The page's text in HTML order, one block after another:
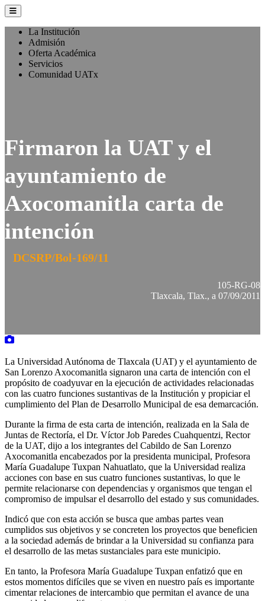
La Institución
Admisión
Oferta Académica
Servicios
Comunidad UATx
Firmaron la UAT y el
ayuntamiento de
Axocomanitla carta de
intención
DCSRP/Bol-169/11
105-RG-08
Tlaxcala, Tlax., a 07/09/2011
La Universidad Autónoma de Tlaxcala (UAT) y el ayuntamiento de
San Lorenzo Axocomanitla signaron una carta de intención con el
propósito de coadyuvar en la ejecución de actividades relacionadas
con las cuatro funciones sustantivas de la Institución y propiciar el
cumplimiento del Plan de Desarrollo Municipal de esa demarcación.
Durante la firma de esta carta de intención, realizada en la Sala de
Juntas de Rectoría, el Dr. Víctor Job Paredes Cuahquentzi, Rector
de la UAT, dijo a los integrantes del Cabildo de San Lorenzo
Axocomanitla encabezados por la presidenta municipal, Profesora
María Guadalupe Tuxpan Nahuatlato, que la Universidad realiza
acciones con base en sus cuatro funciones sustantivas, lo que le
permite relacionarse con dependencias y organismos que tengan el
compromiso de impulsar el desarrollo del estado y sus comunidades.
Indicó que con esta acción se busca que ambas partes vean
cumplidos sus objetivos y se concreten los proyectos que beneficien
a la sociedad además de brindar a la Universidad su confianza para
el desarrollo de las metas sustanciales para este municipio.
En tanto, la Profesora María Guadalupe Tuxpan enfatizó que en
estos momentos difíciles que se viven en nuestro país es importante
cimentar relaciones de intercambio que permitan el avance de una